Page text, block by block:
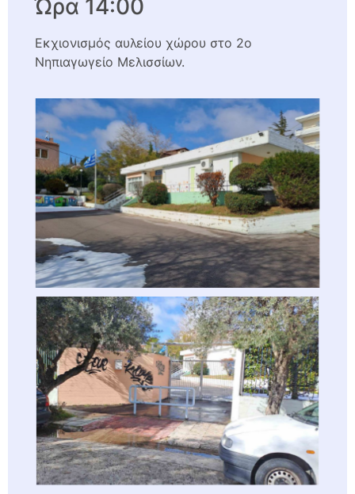
Ώρα 14:00
Εκχιονισμός αυλείου χώρου στο 2ο
Νηπιαγωγείο Μελισσίων.